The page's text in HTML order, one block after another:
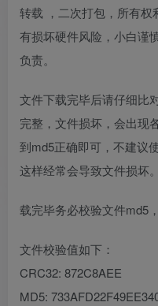
转载 ，二次打包，所有
有损坏硬件风险，小白谨
负责。
文件下载完毕后请仔细比
完整，文件损坏，会出现
到md5正确即可，不建议
这样经常会导致文件损坏。
载完毕务必校验文件md5
文件校验值如下：
CRC32: 872C8AEE
MD5: